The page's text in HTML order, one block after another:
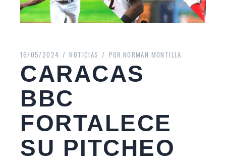
16/05/2024 NOTICIAS POR NORMAN MONTILLA
CARACAS
BBC
FORTALECE
SU PITCHEO